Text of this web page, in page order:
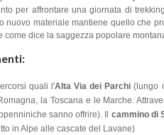
per affrontare una giornata di
nuovo materiale mantiene quello che
come dice la saggezza popolare
quali l'Alta Via dei Parchi (lungo
la Toscana e le Marche.
sanno offrire). Il cammino di
in Alpe alle cascate del Lavane)